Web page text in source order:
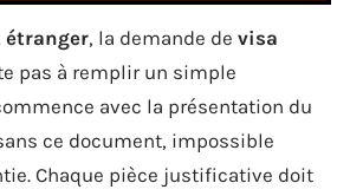
, la demande de visa
pas à remplir un simple
avec la présentation du
ce document, impossible
Chaque pièce justificative doit